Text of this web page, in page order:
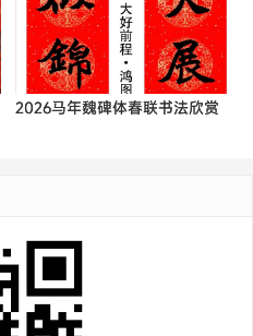
2026马年魏碑体春联书法欣赏